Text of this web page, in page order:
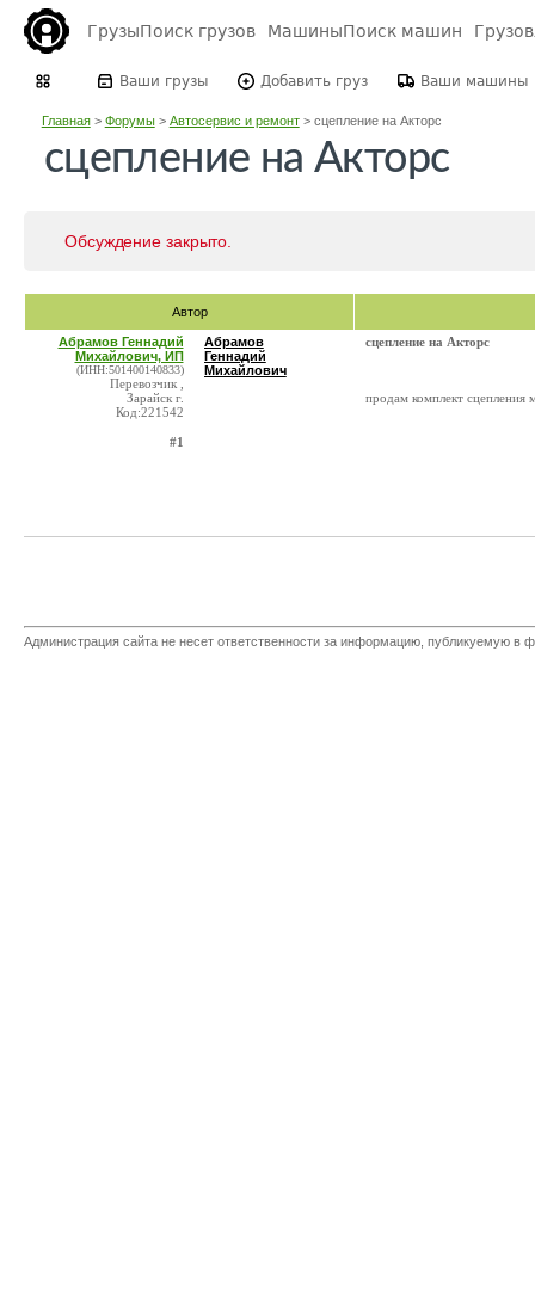
ГрузыПоиск грузов МашиныПоиск машин
Ваши грузы Добавить груз Ваши машины
Главная> Форумы> Автосервис и ремонт> сцепление на Акторс
сцепление на Акторс
Обсуждение закрыто.
Автор
Абрамов Геннадий
Михайлович, ИП
(ИНН:501400140833)
Перевозчик ,
Зарайск г.
Код:221542
#1
Абрамов
Геннадий
Михайлович
сцепление на Акторс
продам комплект сцепления
Администрация сайта не несет ответственности за информацию, публикуемую